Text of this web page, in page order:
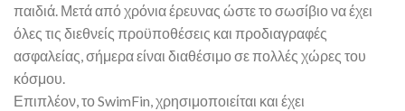
παιδιά. Μετά από χρόνια έρευνας ώστε το σωσίβιο να έχει
όλες τις διεθνείς προϋποθέσεις και προδιαγραφές
ασφαλείας, σήμερα είναι διαθέσιμο σε πολλές χώρες του
κόσμου.
Επιπλέον, το SwimFin, χρησιμοποιείται και έχει